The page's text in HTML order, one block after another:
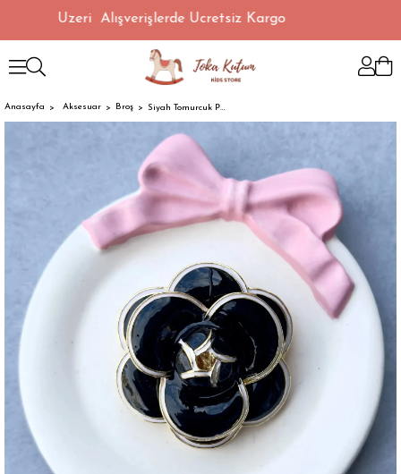
TL Üzeri Alışverişlerde Ücretsiz Kargo
Anasayfa Aksesuar Broş Siyah Tomurcuk Papatya Broş